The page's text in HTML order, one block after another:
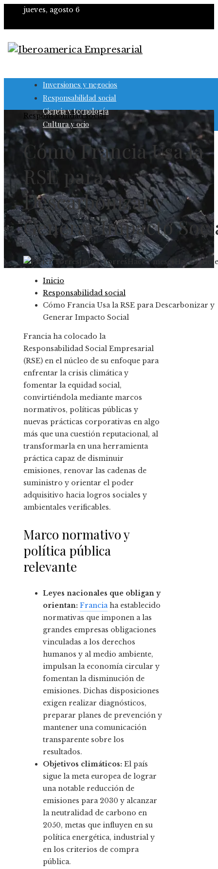
jueves, agosto 6
Inversiones y negocios
Responsabilidad social
Ciencia y tecnología
Cultura y ocio
Responsabilidad social
Cómo Francia Usa la
RSE para
Descarbonizar y
Generar Impacto
Javier TorresHace 7 meses Hace 7
Inicio
Responsabilidad social
Cómo Francia Usa la RSE para Descarbonizar y
Generar Impacto Social
Francia ha colocado la
Responsabilidad Social Empresarial
(RSE) en el núcleo de su enfoque para
enfrentar la crisis climática y
fomentar la equidad social,
convirtiéndola mediante marcos
normativos, políticas públicas y
nuevas prácticas corporativas en algo
más que una cuestión reputacional, al
transformarla en una herramienta
práctica capaz de disminuir
emisiones, renovar las cadenas de
suministro y orientar el poder
adquisitivo hacia logros sociales y
ambientales verificables.
Marco normativo y
política pública
relevante
Leyes nacionales que obligan y
orientan: Franciaha establecido
normativas que imponen a las
grandes empresas obligaciones
vinculadas a los derechos
humanos y al medio ambiente,
impulsan la economía circular y
fomentan la disminución de
emisiones. Dichas disposiciones
exigen realizar diagnósticos,
preparar planes de prevención y
mantener una comunicación
transparente sobre los
resultados.
Objetivos climáticos: El país
sigue la meta europea de lograr
una notable reducción de
emisiones para 2030 y alcanzar
la neutralidad de carbono en
2050, metas que influyen en su
política energética, industrial y
en los criterios de compra
pública.